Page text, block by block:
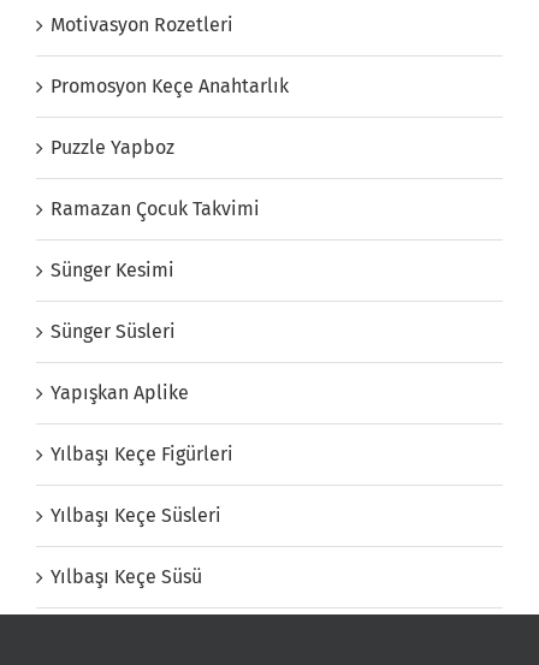
Motivasyon Rozetleri
Promosyon Keçe Anahtarlık
Puzzle Yapboz
Ramazan Çocuk Takvimi
Sünger Kesimi
Sünger Süsleri
Yapışkan Aplike
Yılbaşı Keçe Figürleri
Yılbaşı Keçe Süsleri
Yılbaşı Keçe Süsü